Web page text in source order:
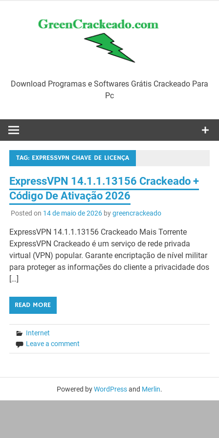
Download Programas e Softwares Grátis Crackeado Para
Pc
TAG: EXPRESSVPN CHAVE DE LICENÇA
ExpressVPN 14.1.1.13156 Crackeado +
Código De Ativação 2026
Posted on 14 de maio de 2026bygreencrackeado
ExpressVPN 14.1.1.13156 Crackeado Mais Torrente
ExpressVPN Crackeado é um serviço de rede privada
virtual (VPN) popular. Garante encriptação de nível militar
para proteger as informações do cliente a privacidade dos
[…]
READ MORE
Internet
Leave a comment
Powered byWordPressand Merlin.